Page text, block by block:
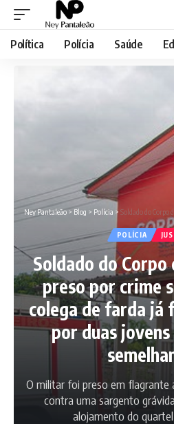
Política Polícia Saúde
Ney Pantaleão> Blog > Polícia > Soldado do Corpo de Bombeiros preso por
POLÍCIA
Soldado do
preso por crime
colega de farda já
por duas
O militar foi preso em flagrante
contra uma sargento
alojamento do